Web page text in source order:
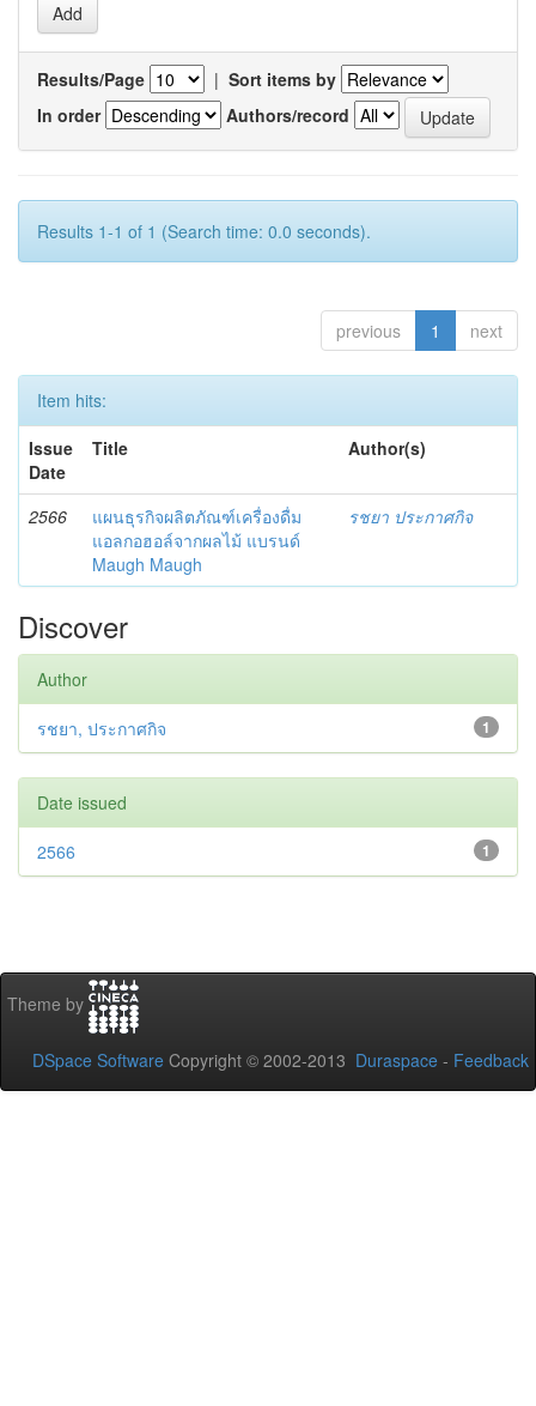
Results/Page | Sort items by
In order
Authors/record
Results 1-1 of 1 (Search time: 0.0 seconds).
previous 1 next
Item hits:
Issue
Date
Title Author(s)
2566
แผนธุรกิจผลิตภัณฑ์เครื่องดื่ม
แอลกอฮอล์จากผลไม้ แบรนด์
Maugh Maugh
รชยา ประกาศกิจ
Discover
Author
1
รชยา, ประกาศกิจ
Date issued
1
2566
Theme by
DSpace Software Copyright © 2002-2013 Duraspace - Feedback